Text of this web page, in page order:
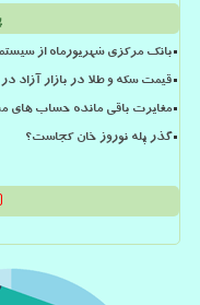
بانک مرکزی شهریورماه از
قیمت سکه و طلا در بازار آزاد در ۱۲ مرداد ۱۴۰۵
مغایرت باقی مانده حساب های مشتریان تا 17
گذر پله نوروز خان کجاست؟